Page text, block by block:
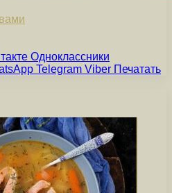
Одноклассники
Telegram Viber Печатать